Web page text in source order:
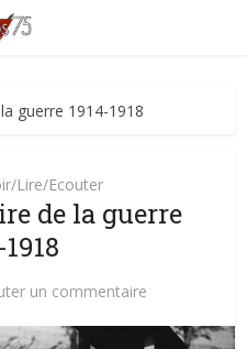
guerre 1914-1918
Lire/Ecouter
de la guerre
un commentaire